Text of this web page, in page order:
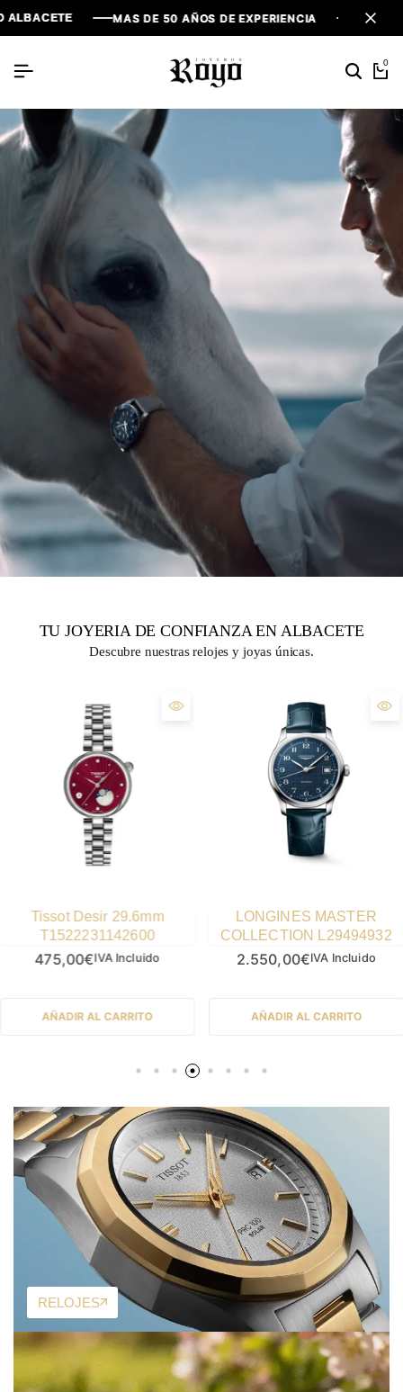
DE 50 AÑOS DE EXPERIENCIA
DE 50 AÑOS DE EXPERIENCIA
DE 50 AÑOS DE EXPERIENCIA
0
TU JOYERIA DE CONFIANZA EN ALBACETE
Descubre nuestras relojes y joyas únicas.
LONGINES MASTER
COLLECTION L29494932
2.550,00€IVA Incluido
AÑADIR AL CARRITO
Certina DS SUPER
PH2000M Titanio
C0506074436102
1.395,00€IVA Incluido
AÑADIR AL CARRITO
RELOJES